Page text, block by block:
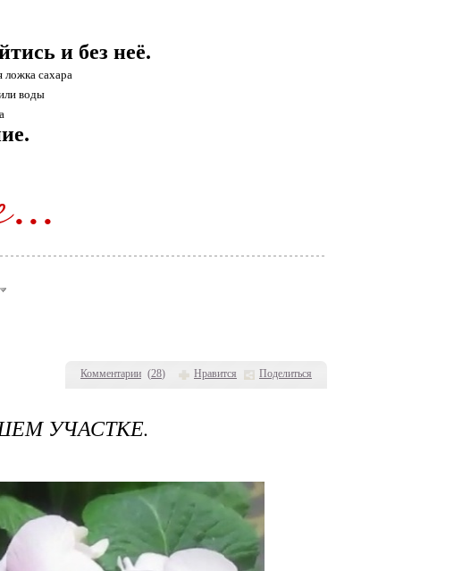
Комментарии (28) Нравится Поделиться
и без неё.
ложка сахара
воды
УЧАСТКЕ.